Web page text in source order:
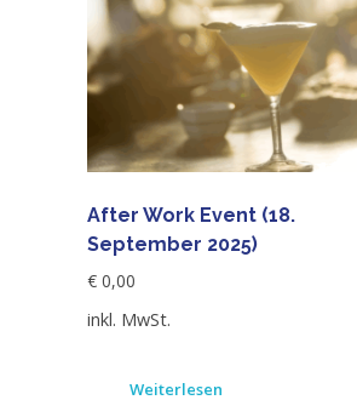
After Work Event (18.
September 2025)
€ 0,00
inkl. MwSt.
Weiterlesen